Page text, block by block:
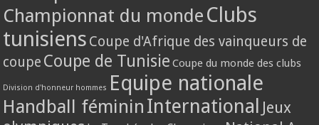
Championnat du monde Clubs
tunisiens Coupe d'Afrique des vainqueurs de
coupe Coupe de Tunisie Coupe du monde des clubs
Division d'honneur hommes Equipe nationale
Handball féminin International Jeux